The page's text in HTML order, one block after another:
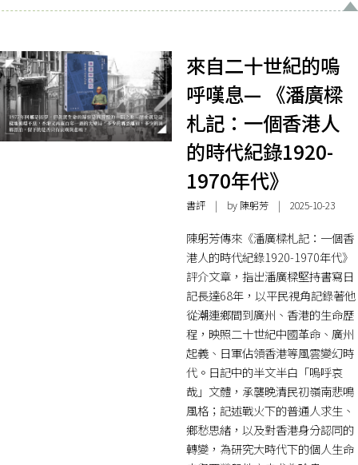
來自二十世紀的嗚
呼嘆息— 《潘廣樑
札記：一個香港人
的時代紀錄1920-
1970年代》
書評| by 陳躬芳| 2025-10-23
陳躬芳傳來《潘廣樑札記：一個香
港人的時代紀錄1920-1970年代》
評介文章，指出潘廣樑堅持書寫日
記長達68年，以平民視角記錄著他
從潮連鄉間到廣州、香港的生命歷
程，映照二十世紀中國革命、廣州
起義、日軍佔領香港等風雲變幻時
代。日記中的半文半白「嗚呼哀
哉」文體，承襲晚清民初嶺南悲鳴
風格；記述戰火下的普通人求生、
鄉愁思緒，以及對香港身分認同的
轉變，為研究大時代下的個人生命